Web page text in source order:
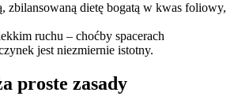
zbilansowaną dietę bogatą w kwas foliowy,
ruchu – choćby spacerach
jest niezmiernie istotny.
proste zasady